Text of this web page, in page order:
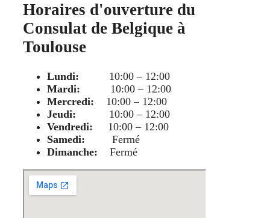
Horaires d'ouverture du
Consulat de Belgique à
Toulouse
Lundi: 10:00 – 12:00
Mardi: 10:00 – 12:00
Mercredi: 10:00 – 12:00
Jeudi: 10:00 – 12:00
Vendredi: 10:00 – 12:00
Samedi: Fermé
Dimanche: Fermé